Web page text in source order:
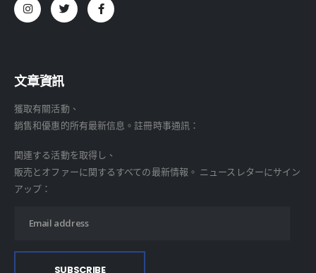
文章資訊
獲取有關活動、
銷售和優惠的所有最新信息。註冊時事通訊：
関連する活動を取得し、
販売とオファーに関するすべての最新情報。 ニュースレターにサイン
アップ：